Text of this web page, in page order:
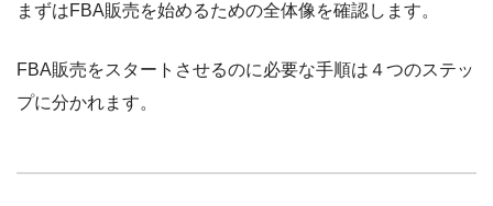
まずはFBA販売を始めるための全体像を確認します。
FBA販売をスタートさせるのに必要な手順は４つのステッ
プに分かれます。